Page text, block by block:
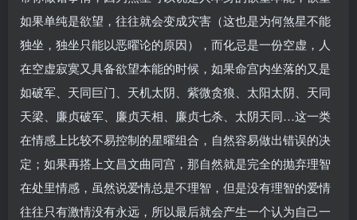
如果单纯是欲望，往往就会变成灾害（这也是为何煞星不能
独坐，独坐只能以恶曜论的原因），而化忌是一份空虚，人
在空虚寂寞又具备欲望本能的时候，如果命宫内坐落的又是
如破军、天同巨门、天机太阴、紫微贪狼、太阳太阴、天同
天梁、廉贞破军、廉贞天相、廉贞七杀、太阴天同…这一类
在情感上比较不易控制的星曜组合，自然容易做出错误的决
定；如果再搭上文昌文曲同宫，那自然就是完全的抛弃理智
在处里情感，虽然说爱情总是不理智，但是没有理智的爱情
往往只有激情没有永远，所以最后就会产生一个认为自己一